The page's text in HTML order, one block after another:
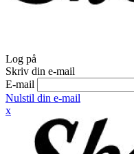
Log på
Skriv din e-mail
E-mail
Nulstil din e-mail
x